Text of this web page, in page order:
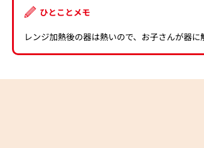
ひとことメモ
レンジ加熱後の器は熱いので、お子さんが器